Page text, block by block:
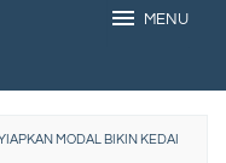
MENU
MODAL BIKIN KEDAI